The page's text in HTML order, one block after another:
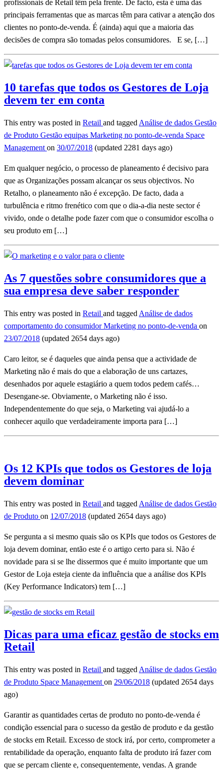
profissionais de Retail têm pela frente. De facto, esta é uma das
principais ferramentas que as marcas têm para cativar a atenção dos
clientes no ponto-de-venda. É (ainda) aqui que a maioria das
decisões de compra são tomadas pelos consumidores. E se, […]
10 tarefas que todos os Gestores de Loja
devem ter em conta
This entry was posted in Retail and tagged Análise de dados Gestão
de Produto Gestão equipas Marketing no ponto-de-venda Space
Management on 30/07/2018 (updated 2281 days ago)
Em qualquer negócio, o processo de planeamento é decisivo para
que as Organizações possam alcançar os seus objectivos. No
Retalho, o planeamento não é excepção. De facto, dada a
turbulência e ritmo frenético com que o dia-a-dia neste sector é
vivido, onde o detalhe pode fazer com que o consumidor escolha o
seu produto em […]
As 7 questões sobre consumidores que a
sua empresa deve saber responder
This entry was posted in Retail and tagged Análise de dados
comportamento do consumidorMarketing no ponto-de-venda on
23/07/2018 (updated 2654 days ago)
Caro leitor, se é daqueles que ainda pensa que a actividade de
Marketing não é mais do que a elaboração de uns cartazes,
desenhados por aquele estagiário a quem todos pedem cafés…
Desengane-se. Obviamente, o Marketing não é isso.
Independentemente do que seja, o Marketing vai ajudá-lo a
conhecer aquilo que verdadeiramente importa para […]
Os 12 KPIs que todos os Gestores de loja
devem dominar
This entry was posted in Retail and tagged Análise de dados Gestão
de Produto on 12/07/2018 (updated 2654 days ago)
Se pergunta a si mesmo quais são os KPIs que todos os Gestores de
loja devem dominar, então este é o artigo certo para si. Não é
novidade para si se lhe dissermos que é muito importante que um
Gestor de Loja esteja ciente da influência que a análise dos KPIs
(Key Performance Indicators) tem […]
Dicas para uma eficaz gestão de stocks em
Retail
This entry was posted in Retail and tagged Análise de dados Gestão
de Produto Space Management on 29/06/2018 (updated 2654 days
ago)
Garantir as quantidades certas de produto no ponto-de-venda é
condição essencial para o sucesso da gestão de produto e da gestão
de stocks em Retail. Excesso de stock irá, por certo, comprometer a
rentabilidade da operação, enquanto falta de produto irá fazer com
que se percam cliente e, consequentemente, vendas. A grande